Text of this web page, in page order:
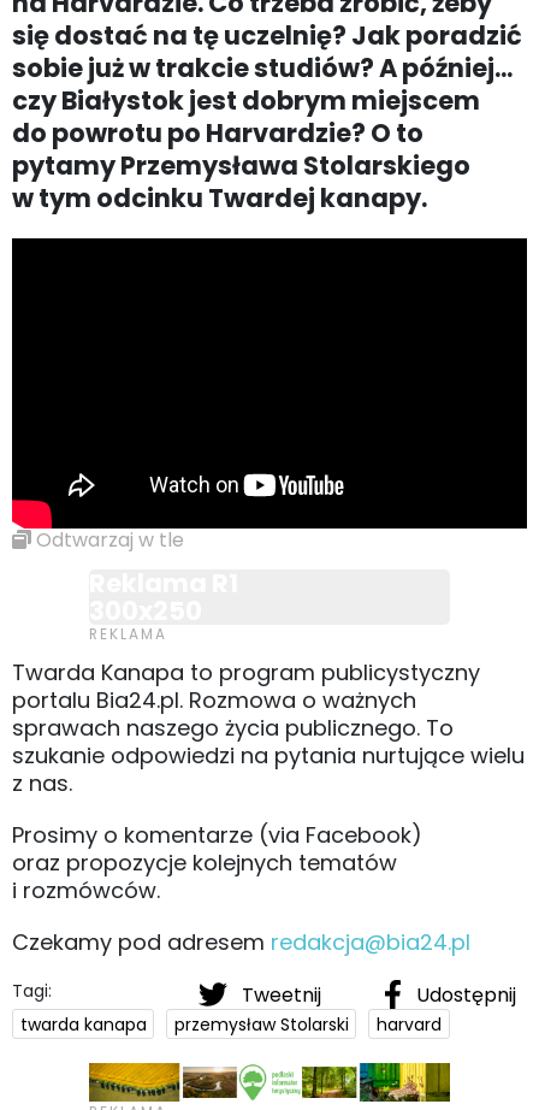
się dostać na tę uczelnię? Jak poradzić
sobie już w trakcie studiów? A później...
czy Białystok jest dobrym miejscem
do powrotu po Harvardzie? O to
pytamy Przemysława Stolarskiego
w tym odcinku Twardej kanapy.
Odtwarzaj w tle
Twarda Kanapa to program publicystyczny
portalu Bia24.pl. Rozmowa o ważnych
sprawach naszego życia publicznego. To
szukanie odpowiedzi na pytania nurtujące wielu
z nas.
Prosimy o komentarze (via Facebook)
oraz propozycje kolejnych tematów
i rozmówców.
Czekamy pod adresem redakcja@bia24.pl
Tweetnij Udostępnij
Tagi:
twarda kanapa
przemysław Stolarski harvard